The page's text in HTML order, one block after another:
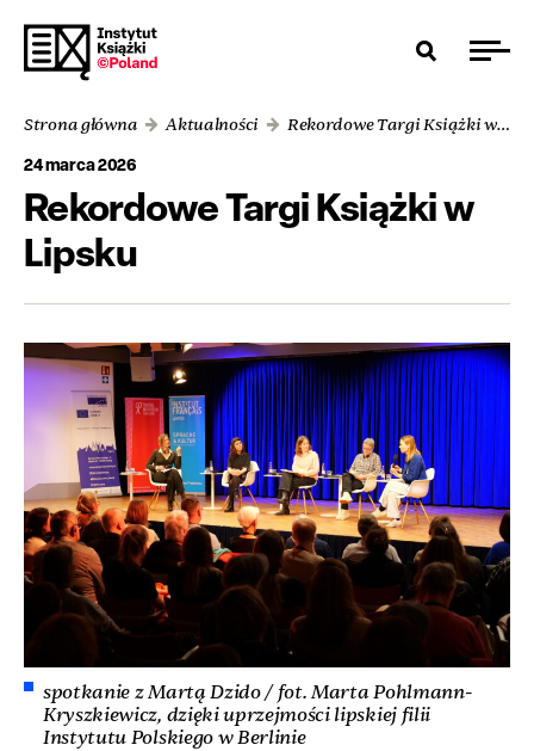
Strona główna Aktualności Rekordowe Targi Książki w Lipsku
24 marca 2026
Rekordowe Targi Książki w
Lipsku
spotkanie z Martą Dzido / fot. Marta Pohlmann-
Kryszkiewicz, dzięki uprzejmości lipskiej filii
Instytutu Polskiego w Berlinie